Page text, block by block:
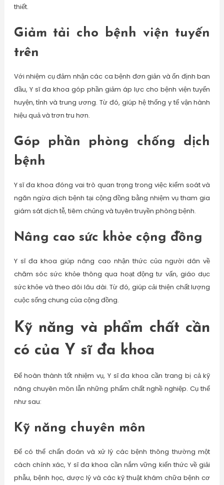
thiết.
Giảm tải cho bệnh viện tuyến
trên
Với nhiệm cụ đảm nhận các ca bệnh đơn giản và ổn định ban
đầu, Y sĩ đa khoa góp phần giảm áp lực cho bệnh viện tuyến
huyện, tỉnh và trung ương. Từ đó, giúp hệ thống y tế vận hành
hiệu quả và trơn tru hơn.
Góp phần phòng chống dịch
bệnh
Y sĩ đa khoa đóng vai trò quan trọng trong việc kiểm soát và
ngăn ngừa dịch bệnh tại cộng đồng bằng nhiệm vụ tham gia
giám sát dịch tễ, tiêm chủng và tuyên truyền phòng bệnh.
Nâng cao sức khỏe cộng đồng
Y sĩ đa khoa giúp nâng cao nhận thức của người dân về
chăm sóc sức khỏe thông qua hoạt động tư vấn, giáo dục
sức khỏe và theo dõi lâu dài. Từ đó, giúp cải thiện chất lượng
cuộc sống chung của cộng đồng.
Kỹ năng và phẩm chất cần
có của Y sĩ đa khoa
Để hoàn thành tốt nhiệm vụ, Y sĩ đa khoa cần trang bị cả kỹ
năng chuyên môn lẫn những phẩm chất nghề nghiệp. Cụ thể
như sau:
Kỹ năng chuyên môn
Để có thể chẩn đoán và xử lý các bệnh thông thường một
cách chính xác, Y sĩ đa khoa cần nắm vững kiến thức về giải
phẫu, bệnh học, dược lý và các kỹ thuật khám chữa bệnh cơ